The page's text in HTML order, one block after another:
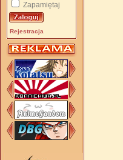
Zapamiętaj
Rejestracja